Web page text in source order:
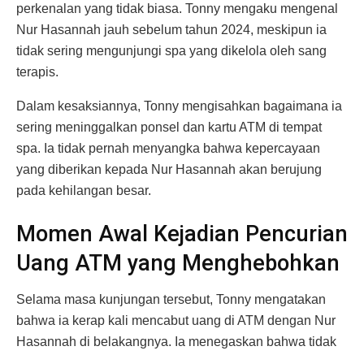
perkenalan yang tidak biasa. Tonny mengaku mengenal
Nur Hasannah jauh sebelum tahun 2024, meskipun ia
tidak sering mengunjungi spa yang dikelola oleh sang
terapis.
Dalam kesaksiannya, Tonny mengisahkan bagaimana ia
sering meninggalkan ponsel dan kartu ATM di tempat
spa. Ia tidak pernah menyangka bahwa kepercayaan
yang diberikan kepada Nur Hasannah akan berujung
pada kehilangan besar.
Momen Awal Kejadian Pencurian
Uang ATM yang Menghebohkan
Selama masa kunjungan tersebut, Tonny mengatakan
bahwa ia kerap kali mencabut uang di ATM dengan Nur
Hasannah di belakangnya. Ia menegaskan bahwa tidak